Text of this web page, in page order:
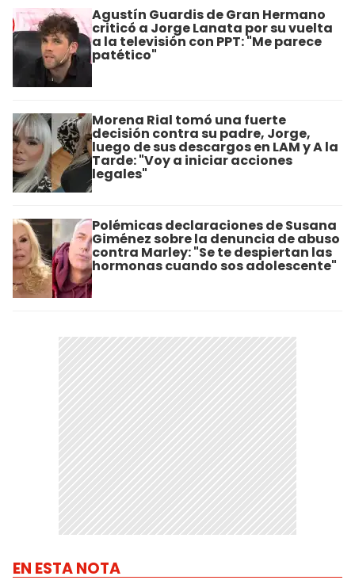
Agustín Guardis de Gran Hermano
criticó a Jorge Lanata por su vuelta
a la televisión con PPT: "Me parece
patético"
Morena Rial tomó una fuerte
decisión contra su padre, Jorge,
luego de sus descargos en LAM y A la
Tarde: "Voy a iniciar acciones
legales"
Polémicas declaraciones de Susana
Giménez sobre la denuncia de abuso
contra Marley: "Se te despiertan las
hormonas cuando sos adolescente"
EN ESTA NOTA